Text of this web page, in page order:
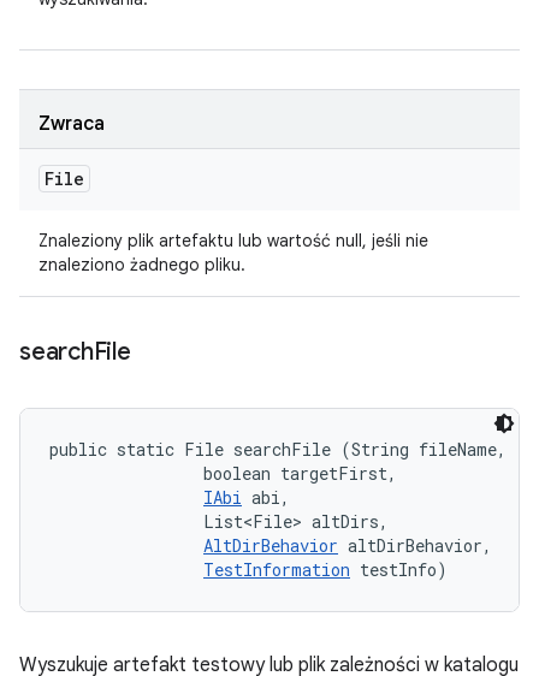
Zwraca
File
Znaleziony plik artefaktu lub wartość null, jeśli nie
znaleziono żadnego pliku.
searchFile
public static File searchFile (String fileName,
                boolean targetFirst,
IAbi abi,
                List<File> altDirs,
AltDirBehavior altDirBehavior,
TestInformation testInfo)
Wyszukuje artefakt testowy lub plik zależności w katalogu